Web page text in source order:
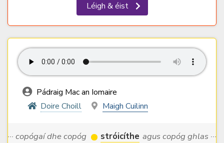
Léigh & éist
Pádraig Mac an Iomaire
Doire Choill
Maigh Cuilinn
··· copógaí dhe copóg stróicíthe agus copóg ghlas ···